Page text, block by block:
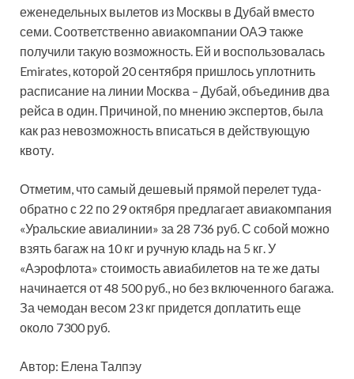
еженедельных вылетов из Москвы в Дубай вместо
семи. Соответственно авиакомпании ОАЭ также
получили такую возможность. Ей и воспользовалась
Emirates, которой 20 сентября пришлось уплотнить
расписание на линии Москва – Дубай, объединив два
рейса в один. Причиной, по мнению экспертов, была
как раз невозможность вписаться в действующую
квоту.
Отметим, что самый дешевый прямой перелет туда-
обратно с 22 по 29 октября предлагает авиакомпания
«Уральские авиалинии» за 28 736 руб. С собой можно
взять багаж на 10 кг и ручную кладь на 5 кг. У
«Аэрофлота» стоимость авиабилетов на те же даты
начинается от 48 500 руб., но без включенного багажа.
За чемодан весом 23 кг придется доплатить еще
около 7300 руб.
Автор: Елена Талпэу